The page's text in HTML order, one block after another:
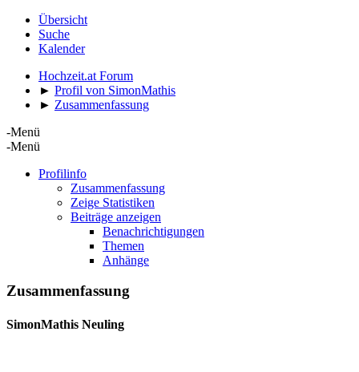
Übersicht
Suche
Kalender
Hochzeit.at Forum
► Profil von SimonMathis
► Zusammenfassung
-Menü
-Menü
Profilinfo
Zusammenfassung
Zeige Statistiken
Beiträge anzeigen
Benachrichtigungen
Themen
Anhänge
Zusammenfassung
SimonMathis Neuling